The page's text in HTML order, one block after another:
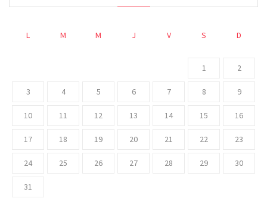
L M M J V S D
1 2
3 4 5 6 7 8 9
10 11 12 13 14 15 16
17 18 19 20 21 22 23
24 25 26 27 28 29 30
31